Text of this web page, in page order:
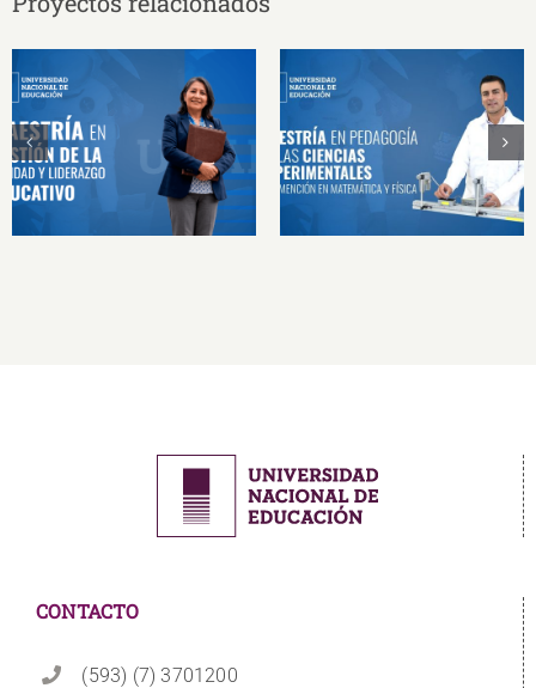
MAESTRÍA EN
GESTIÓN DE LA
CALIDAD Y
LIDERAZGO
EDUCATIVO
MAESTRÍA EN
PEDAGOGÍA DE LAS
CIENCIAS
EXPERIMENTALES
CON MENCIÓN EN
CONTACTO
(593) (7) 3701200